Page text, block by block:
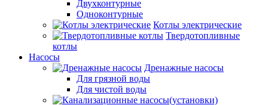
Двухконтурные
Одноконтурные
Котлы электрические
Твердотопливные
котлы
Насосы
Дренажные насосы
Для грязной воды
Для чистой воды